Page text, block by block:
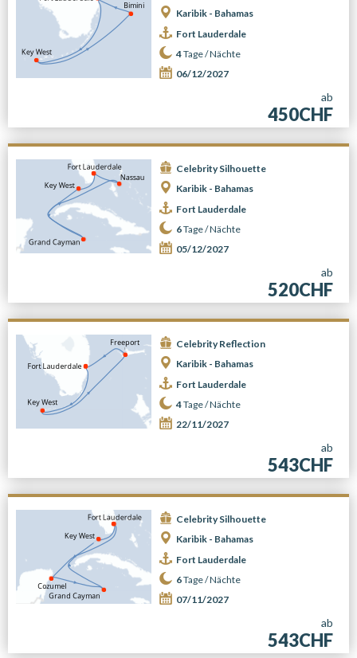
Karibik - Bahamas
Fort Lauderdale
4Tage /Nächte
06/12/2027
ab
450CHF
Celebrity Silhouette
Karibik - Bahamas
Fort Lauderdale
6Tage /Nächte
05/12/2027
ab
520CHF
Celebrity Reflection
Karibik - Bahamas
Fort Lauderdale
4Tage /Nächte
22/11/2027
ab
543CHF
Celebrity Silhouette
Karibik - Bahamas
Fort Lauderdale
6Tage /Nächte
07/11/2027
ab
543CHF